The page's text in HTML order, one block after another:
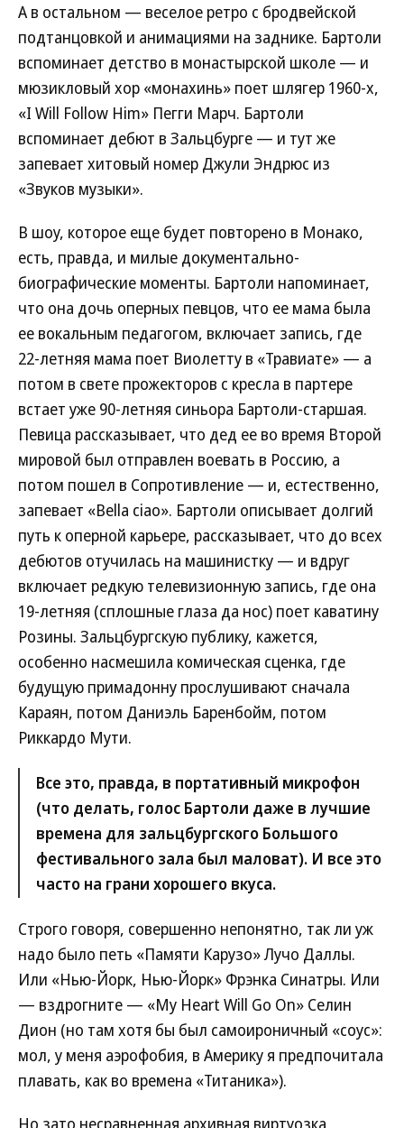
А в остальном — веселое ретро с бродвейской
подтанцовкой и анимациями на заднике. Бартоли
вспоминает детство в монастырской школе — и
мюзикловый хор «монахинь» поет шлягер 1960-х,
«I Will Follow Him» Пегги Марч. Бартоли
вспоминает дебют в Зальцбурге — и тут же
запевает хитовый номер Джули Эндрюс из
«Звуков музыки».
В шоу, которое еще будет повторено в Монако,
есть, правда, и милые документально-
биографические моменты. Бартоли напоминает,
что она дочь оперных певцов, что ее мама была
ее вокальным педагогом, включает запись, где
22-летняя мама поет Виолетту в «Травиате» — а
потом в свете прожекторов с кресла в партере
встает уже 90-летняя синьора Бартоли-старшая.
Певица рассказывает, что дед ее во время Второй
мировой был отправлен воевать в Россию, а
потом пошел в Сопротивление — и, естественно,
запевает «Bella ciao». Бартоли описывает долгий
путь к оперной карьере, рассказывает, что до всех
дебютов отучилась на машинистку — и вдруг
включает редкую телевизионную запись, где она
19-летняя (сплошные глаза да нос) поет каватину
Розины. Зальцбургскую публику, кажется,
особенно насмешила комическая сценка, где
будущую примадонну прослушивают сначала
Караян, потом Даниэль Баренбойм, потом
Риккардо Мути.
Все это, правда, в портативный микрофон
(что делать, голос Бартоли даже в лучшие
времена для зальцбургского Большого
фестивального зала был маловат). И все это
часто на грани хорошего вкуса.
Строго говоря, совершенно непонятно, так ли уж
надо было петь «Памяти Карузо» Лучо Даллы.
Или «Нью-Йорк, Нью-Йорк» Фрэнка Синатры. Или
— вздрогните — «My Heart Will Go On» Селин
Дион (но там хотя бы был самоироничный «соус»:
мол, у меня аэрофобия, в Америку я предпочитала
плавать, как во времена «Титаника»).
Но зато несравненная архивная виртуозка,